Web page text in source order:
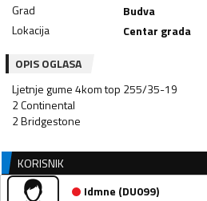
Grad
Budva
Lokacija
Centar grada
OPIS OGLASA
Ljetnje gume 4kom top 255/35-19
2 Continental
KORISNIK
Idmne (DU099)